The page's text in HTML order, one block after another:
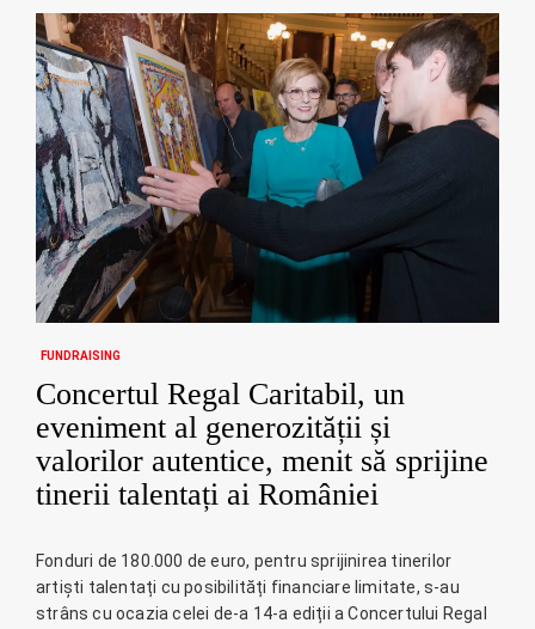
FUNDRAISING
Concertul Regal Caritabil, un
eveniment al generozității și
valorilor autentice, menit să sprijine
tinerii talentați ai României
Fonduri de 180.000 de euro, pentru sprijinirea tinerilor
artiști talentați cu posibilități financiare limitate, s-au
strâns cu ocazia celei de-a 14-a ediții a Concertului Regal